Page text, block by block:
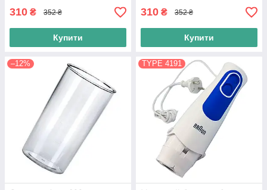
310 ₴ 352 ₴
Купити
310 ₴ 352 ₴
Купити
–12% TYPE 4191